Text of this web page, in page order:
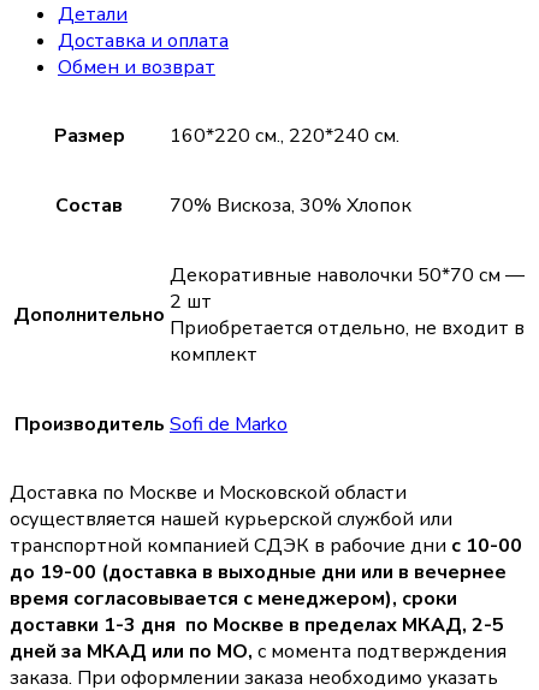
Детали
Доставка и оплата
Обмен и возврат
Размер 160*220 см., 220*240 см.
Состав 70% Вискоза, 30% Хлопок
Дополнительно
Декоративные наволочки 50*70 см —
2 шт
Приобретается отдельно, не входит в
комплект
Производитель Sofi de Marko
Доставка по Москве и Московской области
осуществляется нашей курьерской службой или
транспортной компанией СДЭК в рабочие дни с 10-00
до 19-00 (доставка в выходные дни или в вечернее
время согласовывается с менеджером), сроки
доставки 1-3 дня по Москве в пределах МКАД, 2-5
дней за МКАД или по МО, с момента подтверждения
заказа. При оформлении заказа необходимо указать